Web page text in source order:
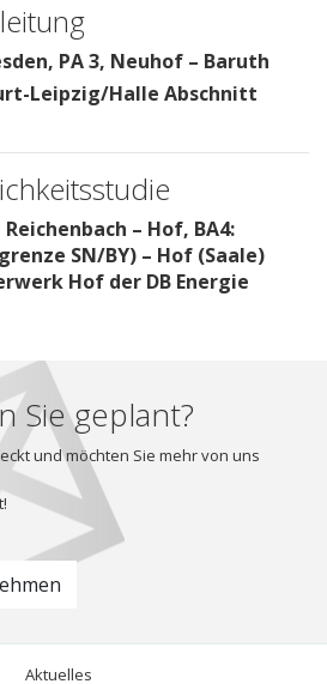
PA 3, Neuhof – Baruth
Leipzig/Halle Abschnitt
– Hof, BA4:
SN/BY) – Hof (Saale)
Hof der DB Energie
Sie geplant?
und möchten Sie mehr von uns
Aktuelles